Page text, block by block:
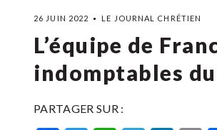
26 JUIN 2022 LE JOURNAL CHRÉTIEN
L’équipe de
indomptables
PARTAGER SUR :